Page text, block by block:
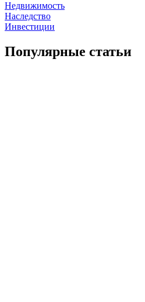
Недвижимость
Наследство
Инвестиции
Популярные статьи